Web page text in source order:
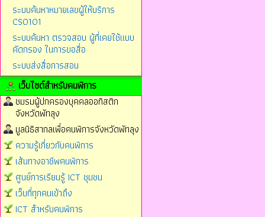
ระบบค้นหาหมายเลขผู้ให้บริการ
CS0101
ระบบค้นหา ตรวจสอบ ผู้ที่เคยใช้แบบ
คัดกรอง ในการขอสื่อ
ระบบส่งสื่อการสอน
เว็บไซต์สำหรับคนพิการ
ชมรมผู้ปกครองบุคคลออทิสติก
จังหวัดพัทลุง
มูลนิธิสากลเพื่อคนพิการจังหวัดพัทลุง
ความรู้เกี่ยวกับคนพิการ
เส้นทางอาชีพคนพิการ
ศูนย์การเรียนรู้ ICT ชุมชน
เว็บที่ทุกคนเข้าถึง
ICT สำหรับคนพิการ